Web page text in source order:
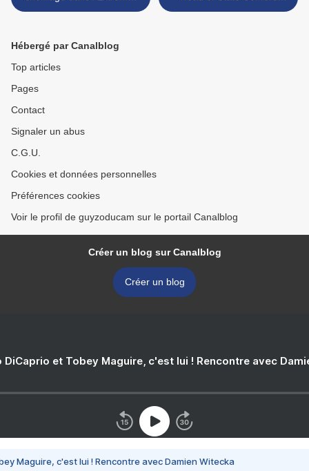
Nord
Special Status >
Hébergé par Canalblog
Top articles
Pages
Contact
Signaler un abus
C.G.U.
Cookies et données personnelles
Préférences cookies
Voir le profil de guyzoducam sur le portail Canalblog
Créer un blog sur Canalblog
Créer un blog
DiCaprio et Tobey Maguire, c'est lui ! Rencontre avec
Maguire, c'est lui ! Rencontre avec Damien Witecka